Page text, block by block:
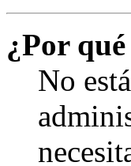
¿Por
No